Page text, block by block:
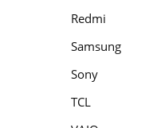
Redmi
Samsung
Sony
TCL